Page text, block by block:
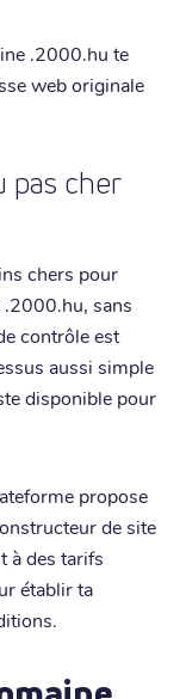
.2000.hu te
web originale
pas cher
chers pour
sans
contrôle est
aussi simple
disponible pour
propose
de site
à des tarifs
établir ta